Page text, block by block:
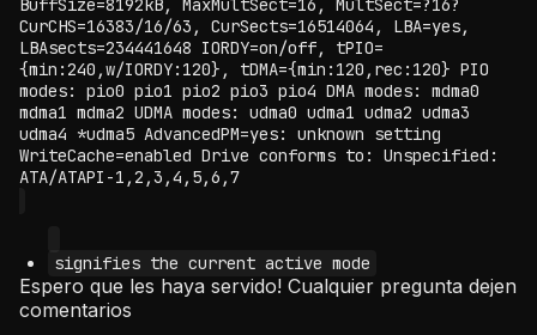
BuffSize=8192kB, MaxMultSect=16, MultSect=?16?
CurCHS=16383/16/63, CurSects=16514064, LBA=yes,
LBAsects=234441648 IORDY=on/off, tPIO=
{min:240,w/IORDY:120}, tDMA={min:120,rec:120} PIO
modes: pio0 pio1 pio2 pio3 pio4 DMA modes: mdma0
mdma1 mdma2 UDMA modes: udma0 udma1 udma2 udma3
udma4 *udma5 AdvancedPM=yes: unknown setting
WriteCache=enabled Drive conforms to: Unspecified:
ATA/ATAPI-1,2,3,4,5,6,7
signifies the current active mode
Espero que les haya servido! Cualquier pregunta dejen
comentarios